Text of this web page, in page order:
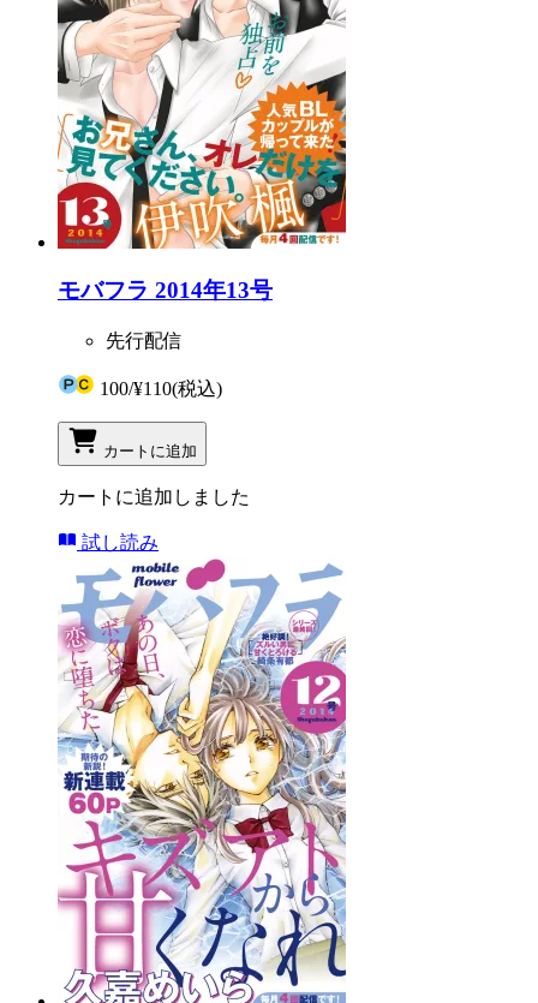
モバフラ 2014年13号
先行配信
100/¥110(税込)
カートに追加
カートに追加しました
試し読み